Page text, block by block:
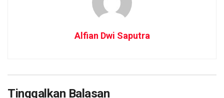
Alfian Dwi Saputra
Tinggalkan Balasan